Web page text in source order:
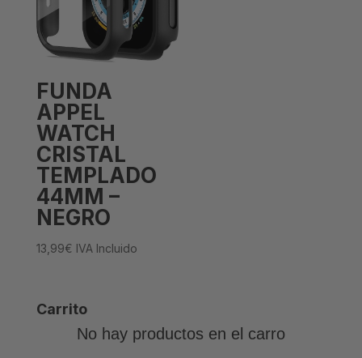
FUNDA
APPEL
WATCH
CRISTAL
TEMPLADO
44MM –
NEGRO
13,99€ IVA Incluido
Carrito
No hay productos en el carro